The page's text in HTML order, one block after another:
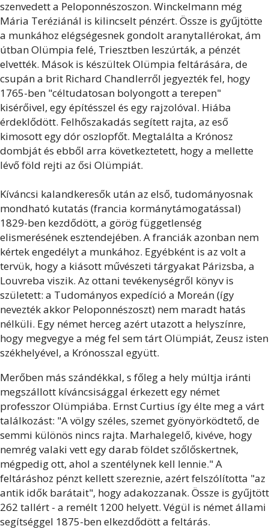
szenvedett a Peloponnészoszon. Winckelmann még
Mária Teréziánál is kilincselt pénzért. Össze is gyűjtötte
a munkához elégségesnek gondolt aranytallérokat, ám
útban Olümpia felé, Triesztben leszúrták, a pénzét
elvették. Mások is készültek Olümpia feltárására, de
csupán a brit Richard Chandlerről jegyezték fel, hogy
1765-ben "céltudatosan bolyongott a terepen"
kisérőivel, egy építésszel és egy rajzolóval. Hiába
érdeklődött. Felhőszakadás segített rajta, az eső
kimosott egy dór oszlopfőt. Megtalálta a Krónosz
dombját és ebből arra következtetett, hogy a mellette
lévő föld rejti az ősi Olümpiát.
Kíváncsi kalandkeresők után az első, tudományosnak
mondható kutatás (francia kormánytámogatással)
1829-ben kezdődött, a görög függetlenség
elismerésének esztendejében. A franciák azonban nem
kértek engedélyt a munkához. Egyébként is az volt a
tervük, hogy a kiásott művészeti tárgyakat Párizsba, a
Louvreba viszik. Az ottani tevékenységről könyv is
született: a Tudományos expedíció a Moreán (így
nevezték akkor Peloponnészoszt) nem maradt hatás
nélküli. Egy német herceg azért utazott a helyszínre,
hogy megvegye a még fel sem tárt Olümpiát, Zeusz isten
székhelyével, a Krónosszal együtt.
Merőben más szándékkal, s főleg a hely múltja iránti
megszállott kíváncsisággal érkezett egy német
professzor Olümpiába. Ernst Curtius így élte meg a várt
találkozást: "A völgy széles, szemet gyönyörködtető, de
semmi különös nincs rajta. Marhalegelő, kivéve, hogy
nemrég valaki vett egy darab földet szőlőskertnek,
mégpedig ott, ahol a szentélynek kell lennie." A
feltáráshoz pénzt kellett szereznie, azért felszólította "az
antik idők barátait", hogy adakozzanak. Össze is gyűjtött
262 tallért - a remélt 1200 helyett. Végül is német állami
segítséggel 1875-ben elkezdődött a feltárás.